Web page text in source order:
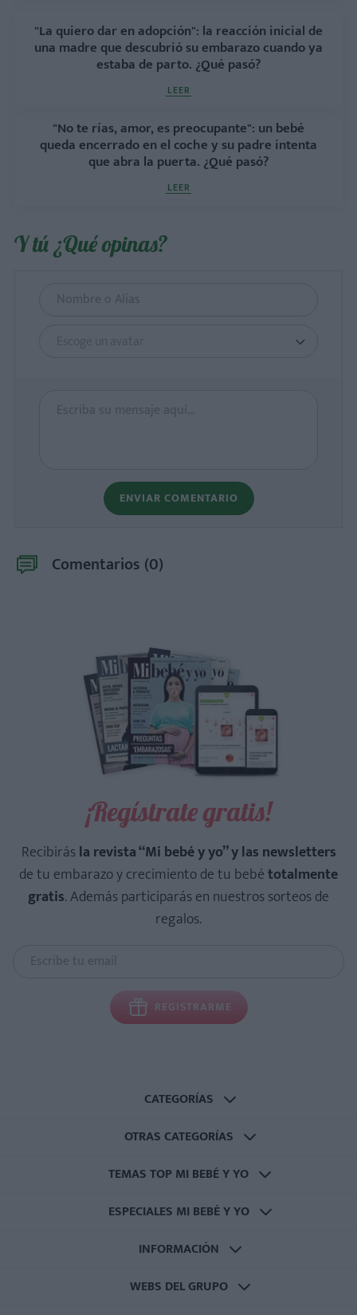
"La quiero dar en adopción": la reacción inicial de
una madre que descubrió su embarazo cuando ya
estaba de parto. ¿Qué pasó?
LEER
"No te rías, amor, es preocupante": un bebé
queda encerrado en el coche y su padre intenta
que abra la puerta. ¿Qué pasó?
LEER
Y tú ¿Qué opinas?
Escoge un avatar
ENVIAR COMENTARIO
Comentarios (0)
¡Regístrate gratis!
Recibirásla revista “Mi bebé y yo” y las newsletters
de tu embarazo y crecimiento de tu bebétotalmente
gratis. Además participarás en nuestros sorteos de
regalos.
REGISTRARME
CATEGORÍAS
OTRAS CATEGORÍAS
TEMAS TOP MI BEBÉ Y YO
ESPECIALES MI BEBÉ Y YO
INFORMACIÓN
WEBS DEL GRUPO